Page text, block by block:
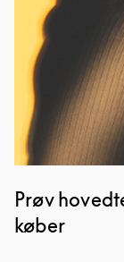
Prøv
køber